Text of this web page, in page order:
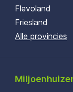
Flevoland
Friesland
Alle provincies